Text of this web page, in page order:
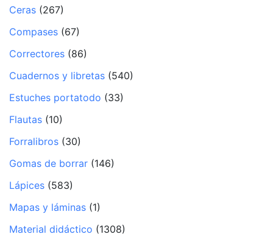
Ceras (267)
Compases (67)
Correctores (86)
Cuadernos y libretas (540)
Estuches portatodo (33)
Flautas (10)
Forralibros (30)
Gomas de borrar (146)
Lápices (583)
Mapas y láminas (1)
Material didáctico (1308)